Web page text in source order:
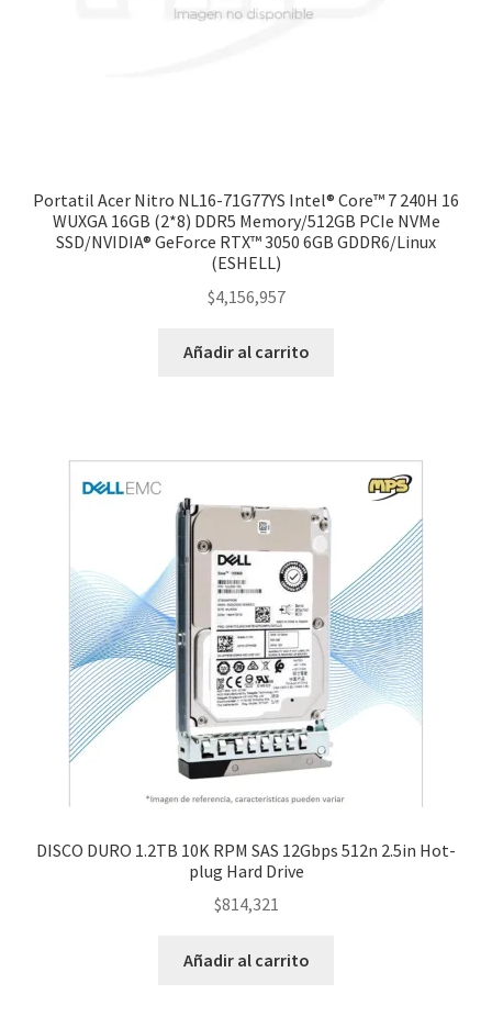
Portatil Acer Nitro NL16-71G77YS Intel® Core™ 7 240H 16
WUXGA 16GB (2*8) DDR5 Memory/512GB PCIe NVMe
SSD/NVIDIA® GeForce RTX™ 3050 6GB GDDR6/Linux
(ESHELL)
$4,156,957
Añadir al carrito
DISCO DURO 1.2TB 10K RPM SAS 12Gbps 512n 2.5in Hot-
plug Hard Drive
$814,321
Añadir al carrito